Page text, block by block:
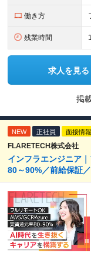
働き方
残業時間
求人を見る
掲
NEW 正社員 面接情
FLARETECH株式会社
インフラエンジニア
80～90%／前給保証